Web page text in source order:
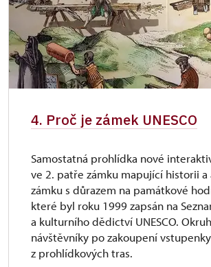
4. Proč je zámek UNESCO
Samostatná prohlídka nové
ve 2. patře zámku mapující historii
zámku s důrazem na památkové
které byl roku 1999 zapsán na
a kulturního dědictví UNESCO.
návštěvníky po zakoupení
z prohlídkových tras.